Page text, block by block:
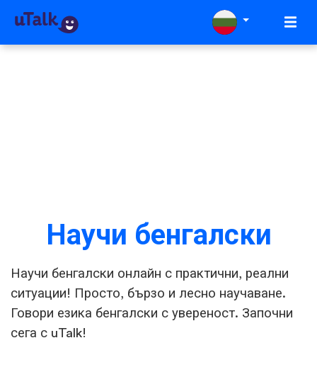
Научи бенгалски
Научи бенгалски онлайн с практични, реални
ситуации! Просто, бързо и лесно научаване.
Говори езика бенгалски с увереност. Започни
сега с uTalk!